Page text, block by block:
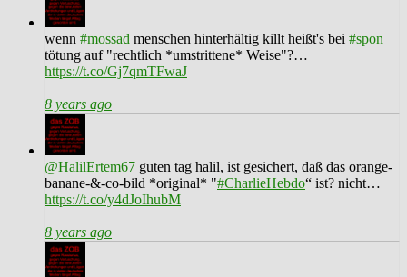
wenn #mossad menschen hinterhältig killt heißt's bei #spon
tötung auf "rechtlich *umstrittene* Weise"?…
https://t.co/Gj7qmTFwaJ
8 years ago
@HalilErtem67 guten tag halil, ist gesichert, daß das orange-
banane-&-co-bild *original* "#CharlieHebdo“ ist? nicht…
https://t.co/y4dJoIhubM
8 years ago